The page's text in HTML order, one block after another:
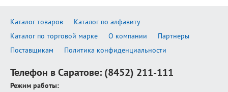
Каталог товаров
Каталог по алфавиту
Каталог по торговой марке
О компании
Партнеры
Поставщикам
Политика конфиденциальности
Телефон в Саратове: (8452) 211-111
Режим работы: